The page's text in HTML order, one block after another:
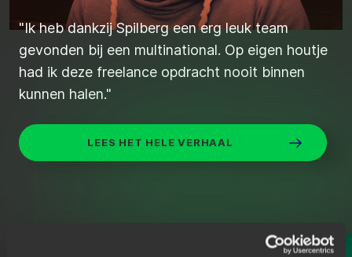
"Ik heb dankzij Spilberg een erg leuk team
gevonden bij een multinational. Op eigen houtje
had ik deze freelance opdracht nooit binnen
kunnen halen."
LEES HET HELE VERHAAL
“De juiste kandidaten snel en efficiënt
gevonden via Spilberg.”
ZO VOND STIJN DE JUISTE JAVA